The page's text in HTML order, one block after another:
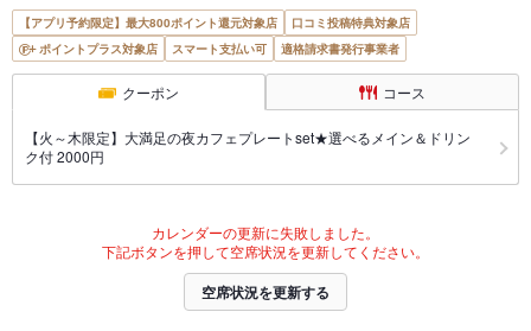
【アプリ予約限定】最大800ポイント還元対象店
口コミ投稿特典対象店
ポイントプラス対象店
スマート支払い可 適格請求書発行事業者
クーポン コース
【火～木限定】大満足の夜カフェプレートset★選べるメイン＆ドリン
ク付 2000円
カレンダーの更新に失敗しました。
下記ボタンを押して空席状況を更新してください。
空席状況を更新する